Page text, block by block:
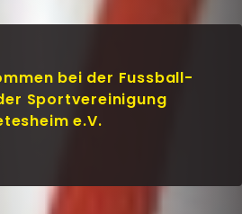
bei der Fussball-
Sportvereinigung
e.V.